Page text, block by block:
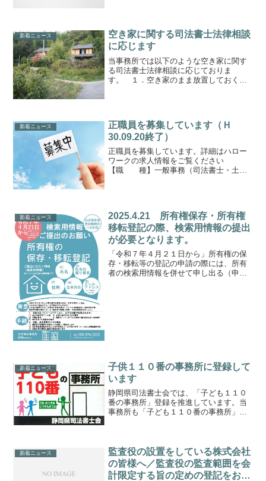
２０年０１月０６日（月）
新着ニュース
空き家に関する司法書士法律相談
に応じます
当事務所では以下のような空き家に関す
る司法書士法律相談に応じておりま
す。 １．空き家のまま放置しておくと
新着ニュース
正職員を募集しています（Ｈ
30.09.20終了）
正職員を募集しています。詳細はハロー
ワークの求人情報をご覧ください
【職 種】一般事務（司法書士・土地
新着ニュース
2025.4.21 所有権保存・所有権
移転登記の際、検索用情報の提出
が必要となります。
「令和７年４月２１日から」所有権の保
存・移転等の登記の申請の際には、所有
者の検索用情報を併せて申し出る（申請
新着ニュース
子供１１０番の事務所に登録して
います
静岡県司法書士会では、「子ども１１０
番の事務所」登録を推進しています。当
事務所も「子ども１１０番の事務所」に
民・学校関係者やボランテ...
新着ニュース
監査役の設置をしている株式会社
の皆様へ／監査役の監査範囲を会
計限定する旨の定めの登記をお忘